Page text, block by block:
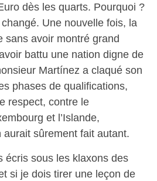
dès les quarts. Pourquoi ?
Une nouvelle fois, la
sans avoir montré grand
battu une nation digne de
Martínez a claqué son
phases de qualifications,
respect, contre le
et l’Islande,
sûrement fait autant.
écris sous les klaxons des
si je dois tirer une leçon de